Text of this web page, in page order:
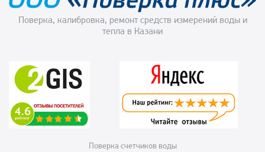
Поверка, калибровка, ремонт средств измерений воды и
тепла в Казани
Поверка счетчиков воды